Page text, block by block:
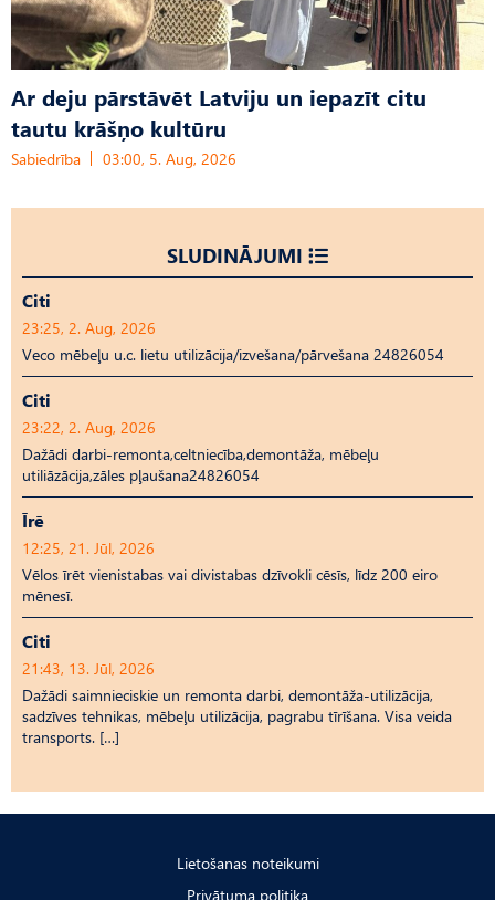
Ar deju pārstāvēt Latviju un iepazīt citu
tautu krāšņo kultūru
Sabiedrība 03:00, 5. Aug, 2026
SLUDINĀJUMI
Citi
23:25, 2. Aug, 2026
Veco mēbeļu u.c. lietu utilizācija/izvešana/pārvešana 24826054
Citi
23:22, 2. Aug, 2026
Dažādi darbi-remonta,celtniecība,demontāža, mēbeļu
utiliāzācija,zāles pļaušana24826054
Īrē
12:25, 21. Jūl, 2026
Vēlos īrēt vienistabas vai divistabas dzīvokli cēsīs, līdz 200 eiro
mēnesī.
Citi
21:43, 13. Jūl, 2026
Dažādi saimnieciskie un remonta darbi, demontāža-utilizācija,
sadzīves tehnikas, mēbeļu utilizācija, pagrabu tīrīšana. Visa veida
transports. […]
Lietošanas noteikumi
Privātuma politika